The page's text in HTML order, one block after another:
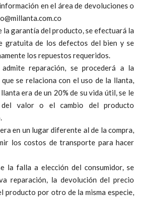
en el área de devoluciones o
la garantía del producto, se efectuará la
gratuita de los defectos del bien y se
los repuestos requeridos.
reparación, se procederá a la
se relaciona con el uso de la llanta,
era de un 20% de su vida útil, se le
valor o el cambio del producto
en un lugar diferente al de la compra,
los costos de transporte para hacer
la falla a elección del consumidor, se
reparación, la devolución del precio
producto por otro de la misma especie,